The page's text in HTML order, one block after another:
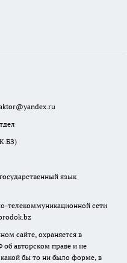
язык
телекоммуникационной сети
сайте, охраняется в
об авторском праве и не
бы то ни было форме, в